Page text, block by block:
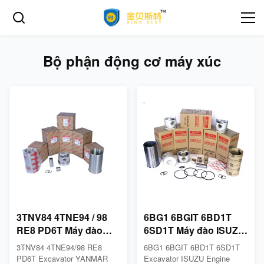
Bộ phận động cơ máy xúc
3TNV84 4TNE94 / 98
RE8 PD6T Máy đào
YANMAR Bộ lót động
cơ 3TNE84 4TNV94 /
3TNV84 4TNE94/98 RE8
PD6T Excavator YANMAR
6BG1 6BGIT 6BD1T
6SD1T Máy đào ISUZU
Bộ đại tu động cơ
4BD1 4JB1 6BF1
6BG1 6BGIT 6BD1T 6SD1T
Excavator ISUZU Engine